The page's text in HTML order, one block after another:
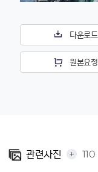
다운로드
원본요청
관련사진 + 110